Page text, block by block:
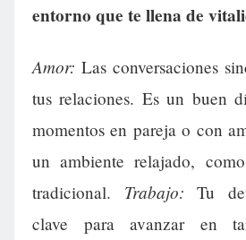
entorno que te llena de
Amor: Las conversaciones
tus relaciones. Es un buen
momentos en pareja o con
un ambiente relajado,
tradicional. Trabajo: Tu
clave para avanzar en